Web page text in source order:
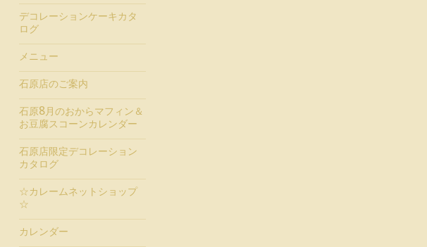
デコレーションケーキカタ
ログ
メニュー
石原店のご案内
石原8月のおからマフィン＆
お豆腐スコーンカレンダー
石原店限定デコレーション
カタログ
☆カレームネットショップ
☆
カレンダー